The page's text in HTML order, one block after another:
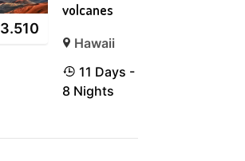
3.510
volcanes
Hawaii
11 Days -
8 Nights